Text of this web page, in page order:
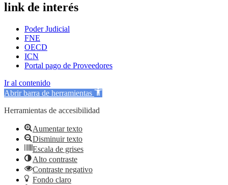
link de interés
Poder Judicial
FNE
OECD
ICN
Portal pago de Proveedores
Ir al contenido
Abrir barra de herramientas
Herramientas de accesibilidad
Aumentar texto
Disminuir texto
Escala de grises
Alto contraste
Contraste negativo
Fondo claro